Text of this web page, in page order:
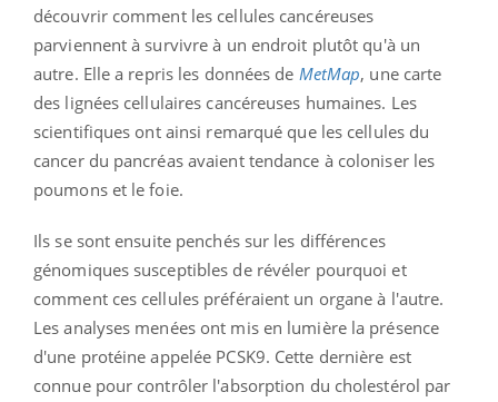
découvrir comment les cellules cancéreuses
parviennent à survivre à un endroit plutôt qu'à un
autre. Elle a repris les données de MetMap, une carte
des lignées cellulaires cancéreuses humaines. Les
scientifiques ont ainsi remarqué que les cellules du
cancer du pancréas avaient tendance à coloniser les
poumons et le foie.
Ils se sont ensuite penchés sur les différences
génomiques susceptibles de révéler pourquoi et
comment ces cellules préféraient un organe à l'autre.
Les analyses menées ont mis en lumière la présence
d'une protéine appelée PCSK9. Cette dernière est
connue pour contrôler l'absorption du cholestérol par